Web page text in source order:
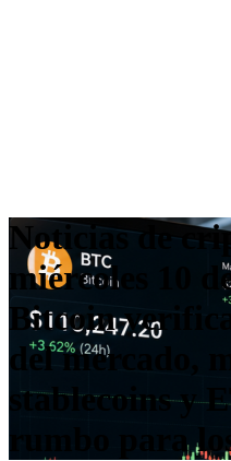
Noticias de
miércoles 10
Bitcoin
del mercado,
stablecoins y
rumbo para